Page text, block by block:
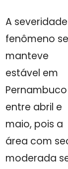
A
fenômeno se
manteve
estável em
Pernambuco
entre abril e
maio, pois a
área com
moderada